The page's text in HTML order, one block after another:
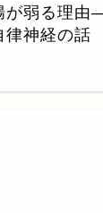
が弱る理由
律神経の話